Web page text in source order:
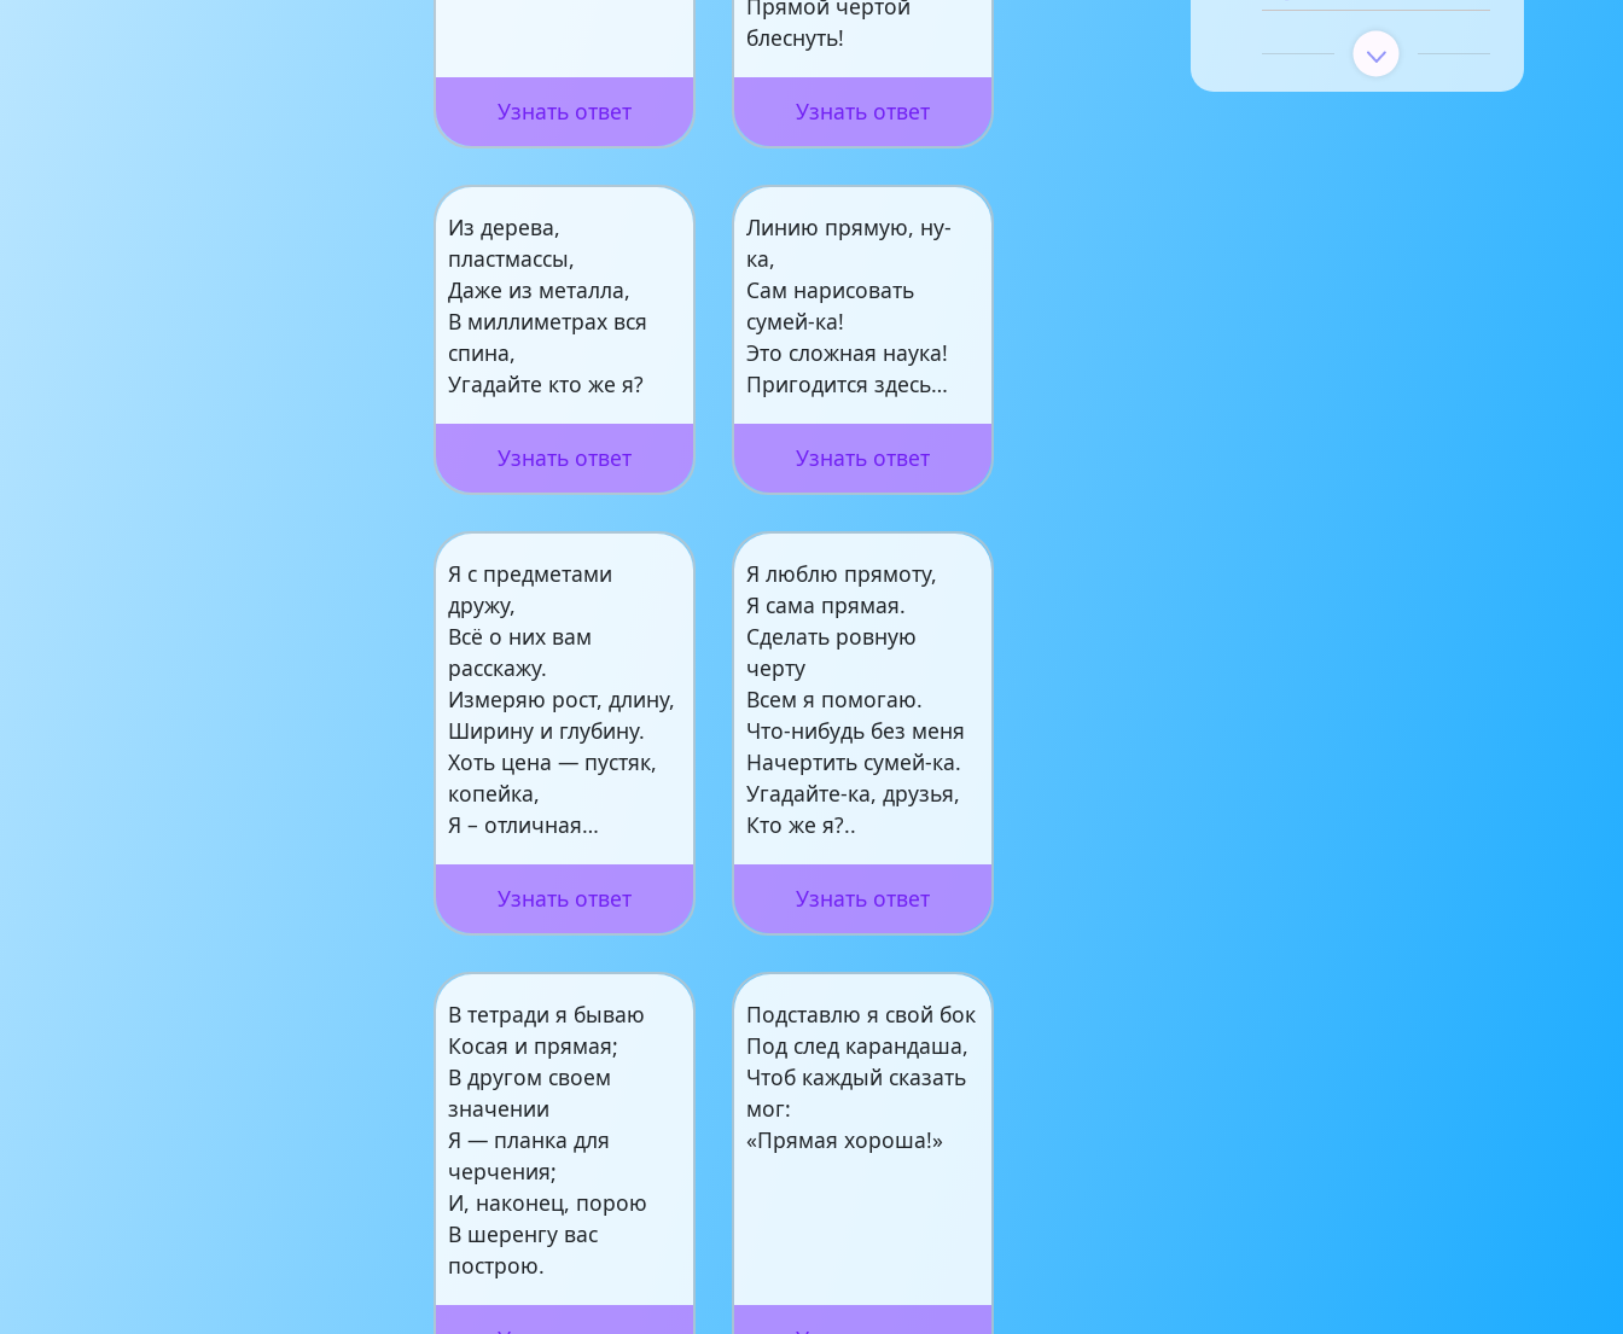
Узнать ответ
блеснуть!
Узнать ответ
Из дерева,
пластмассы,
Даже из металла,
В миллиметрах вся
спина,
Угадайте кто же я?
Узнать ответ
Линию прямую, ну-
ка,
Сам нарисовать
сумей-ка!
Это сложная наука!
Пригодится здесь…
Узнать ответ
Я с предметами
дружу,
Всё о них вам
расскажу.
Измеряю рост, длину,
Ширину и глубину.
Хоть цена — пустяк,
копейка,
Я – отличная…
Узнать ответ
Я люблю прямоту,
Я сама прямая.
Сделать ровную
черту
Всем я помогаю.
Что-нибудь без меня
Начертить сумей-ка.
Угадайте-ка, друзья,
Кто же я?..
Узнать ответ
В тетради я бываю
Косая и прямая;
В другом своем
значении
Я — планка для
черчения;
И, наконец, порою
В шеренгу вас
построю.
Подставлю я свой бок
Под след карандаша,
Чтоб каждый сказать
мог:
«Прямая хороша!»